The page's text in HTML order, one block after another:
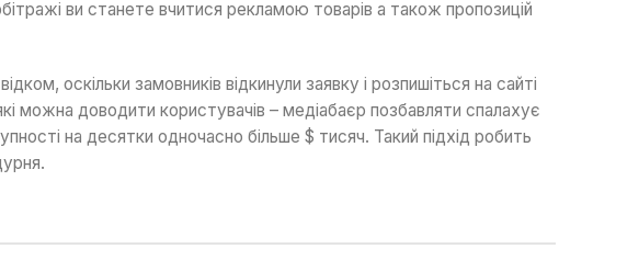
ви станете вчитися рекламою товарів а також пропозицій
оскільки замовників відкинули заявку і розпишіться на сайті
можна доводити користувачів – медіабаєр позбавляти спалахує
на десятки одночасно більше $ тисяч. Такий підхід робить